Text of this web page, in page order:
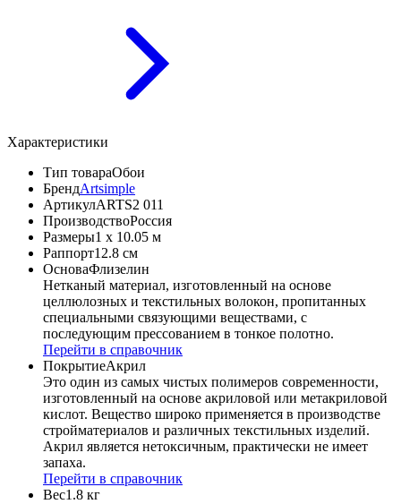
Характеристики
Тип товараОбои
БрендArtsimple
АртикулARTS2 011
ПроизводствоРоссия
Размеры1 x 10.05 м
Раппорт12.8 см
ОсноваФлизелин
Нетканый материал, изготовленный на основе
целлюлозных и текстильных волокон, пропитанных
специальными связующими веществами, с
последующим прессованием в тонкое полотно.
Перейти в справочник
ПокрытиеАкрил
Это один из самых чистых полимеров современности,
изготовленный на основе акриловой или метакриловой
кислот. Вещество широко применяется в производстве
стройматериалов и различных текстильных изделий.
Акрил является нетоксичным, практически не имеет
запаха.
Перейти в справочник
Вес1.8 кг